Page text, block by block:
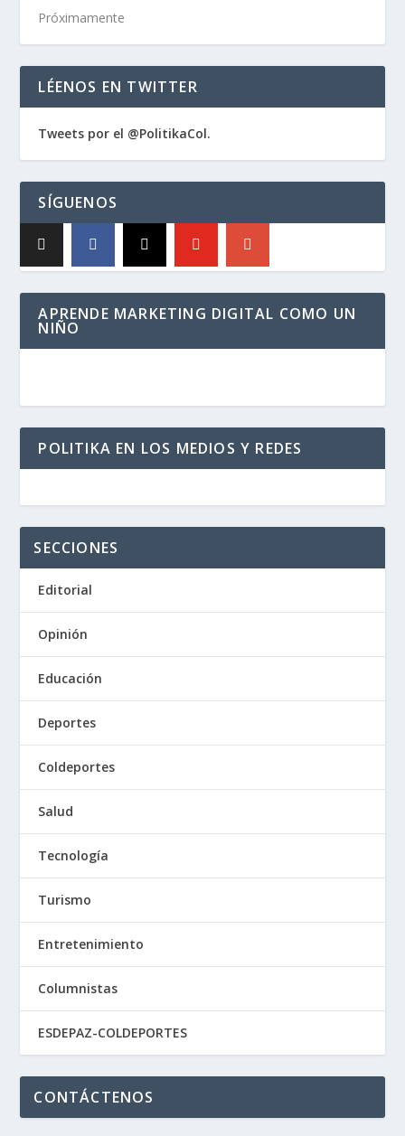
Próximamente
LÉENOS EN TWITTER
Tweets por el @PolitikaCol.
SÍGUENOS
APRENDE MARKETING DIGITAL COMO UN
NIÑO
POLITIKA EN LOS MEDIOS Y REDES
SECCIONES
Editorial
Opinión
Educación
Deportes
Coldeportes
Salud
Tecnología
Turismo
Entretenimiento
Columnistas
ESDEPAZ-COLDEPORTES
CONTÁCTENOS